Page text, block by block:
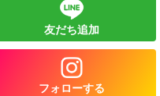
友だち追加
フォローする